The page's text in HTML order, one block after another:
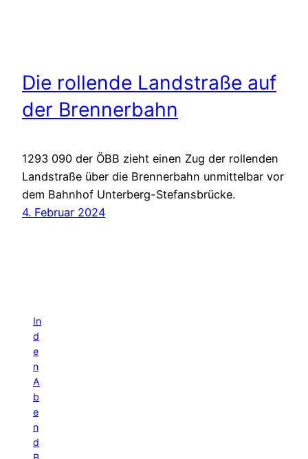
Die rollende Landstraße auf
der Brennerbahn
1293 090 der ÖBB zieht einen Zug der rollenden
Landstraße über die Brennerbahn unmittelbar vor
dem Bahnhof Unterberg-Stefansbrücke.
4. Februar 2024
In
d
e
n
A
b
e
n
d